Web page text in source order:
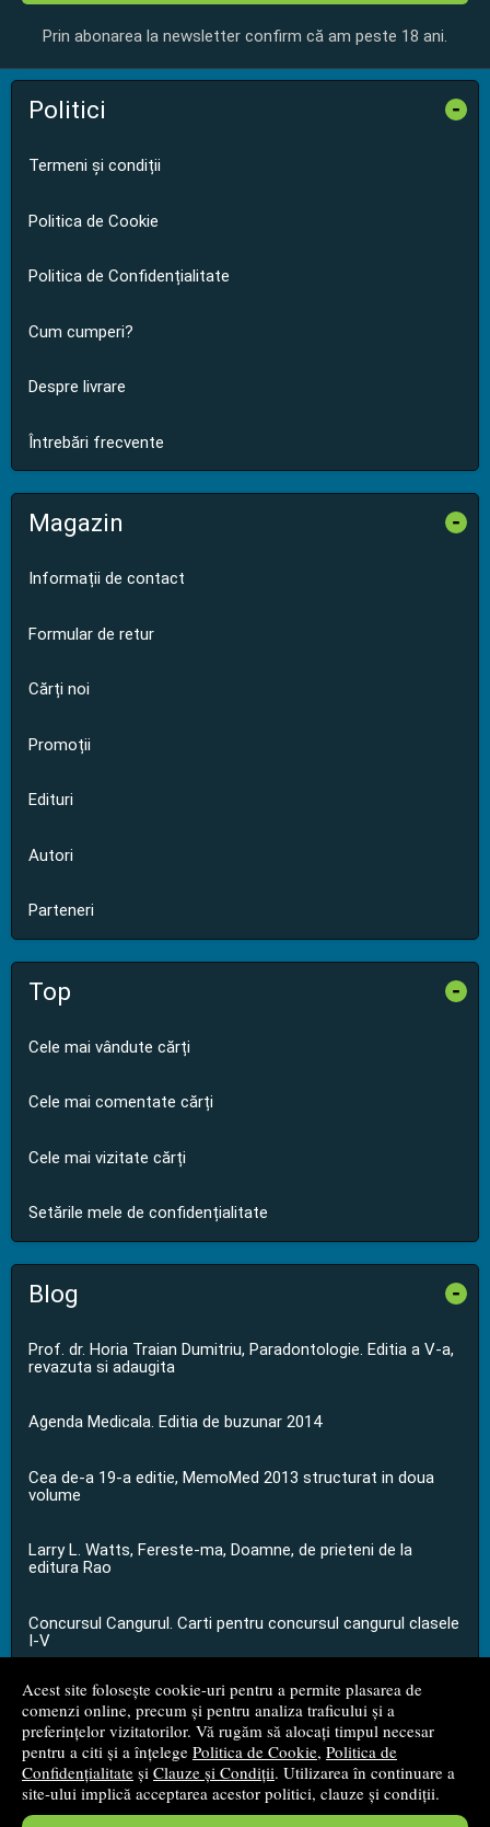
Acest site folosește cookie-uri pentru a permite plasarea de
comenzi online, precum și pentru analiza traficului și a
preferințelor vizitatorilor. Vă rugăm să alocați timpul necesar
pentru a citi și a înțelege Politica de Cookie, Politica de
Confidențialitate și Clauze și Condiții. Utilizarea în continuare a
site-ului implică acceptarea acestor politici, clauze și condiții.
Prin abonarea la newsletter confirm că am peste 18 ani.
Politici -
Termeni și condiții
Politica de Cookie
Politica de Confidențialitate
Cum cumperi?
Despre livrare
Întrebări frecvente
Magazin -
Informații de contact
Formular de retur
Cărți noi
Promoții
Edituri
Autori
Parteneri
Top -
Cele mai vândute cărți
Cele mai comentate cărți
Cele mai vizitate cărți
Setările mele de confidențialitate
Blog -
Prof. dr. Horia Traian Dumitriu, Paradontologie. Editia a V-a,
revazuta si adaugita
Agenda Medicala. Editia de buzunar 2014
Cea de-a 19-a editie, MemoMed 2013 structurat in doua
volume
Larry L. Watts, Fereste-ma, Doamne, de prieteni de la
editura Rao
Concursul Cangurul. Carti pentru concursul cangurul clasele
I-V
...toate știrile
© 2008 - 2026S.C. M.G. Net Distribution S.R.L.
Magazin onlinecreat deVital Soft